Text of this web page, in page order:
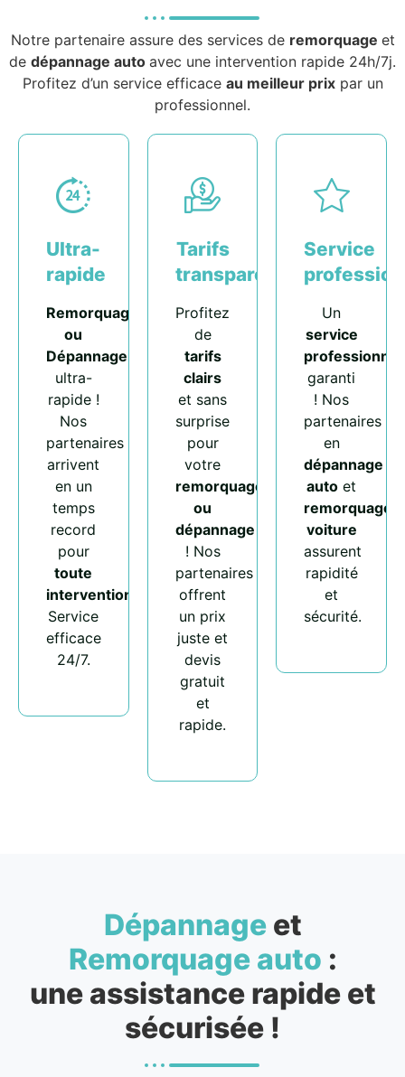
Notre partenaire assure des services de remorquage et
de dépannage auto avec une intervention rapide 24h/7j.
Profitez d’un service efficace au meilleur prixpar un
professionnel.
Ultra-
rapide
Remorquage
ou
Dépannage
ultra-
rapide !
Nos
partenaires
arrivent
en un
temps
record
pour
toute
intervention
Service
efficace
24/7.
Tarifs
transparents
Profitez
de
tarifs
clairs
et sans
surprise
pour
votre
remorquage
ou
dépannage
! Nos
partenaires
offrent
un prix
juste et
devis
gratuit
et
rapide.
Service
Un
service
professionnel
garanti
! Nos
partenaires
en
dépannage
auto et
remorquage
voiture
assurent
rapidité
et
sécurité.
Dépannageet
Remorquage auto :
une assistance rapide et
sécurisée !